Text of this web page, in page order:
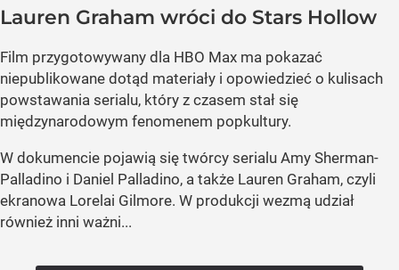
Lauren Graham wróci do Stars Hollow
Film przygotowywany dla HBO Max ma pokazać
niepublikowane dotąd materiały i opowiedzieć o kulisach
powstawania serialu, który z czasem stał się
międzynarodowym fenomenem popkultury.
W dokumencie pojawią się twórcy serialu Amy Sherman-
Palladino i Daniel Palladino, a także Lauren Graham, czyli
ekranowa Lorelai Gilmore. W produkcji wezmą udział
również inni ważni...